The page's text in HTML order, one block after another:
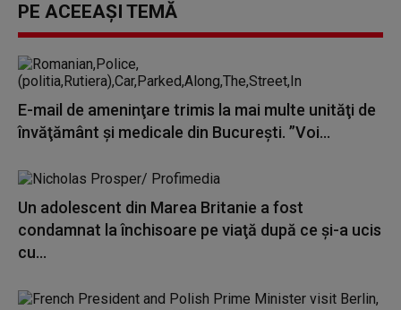
PE ACEEAȘI TEMĂ
E-mail de ameninţare trimis la mai multe unităţi de
învăţământ şi medicale din Bucureşti. ”Voi...
Un adolescent din Marea Britanie a fost
condamnat la închisoare pe viaţă după ce şi-a ucis
cu...